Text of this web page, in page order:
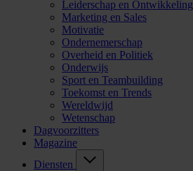
Leiderschap en Ontwikkeling
Marketing en Sales
Motivatie
Ondernemerschap
Overheid en Politiek
Onderwijs
Sport en Teambuilding
Toekomst en Trends
Wereldwijd
Wetenschap
Dagvoorzitters
Magazine
Diensten